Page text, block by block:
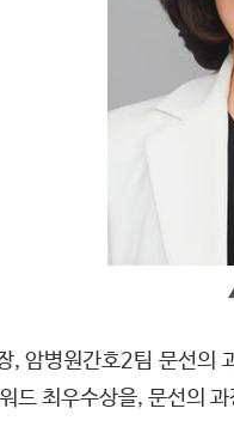
, 암병원간호2팀 문선의
드 최우수상을, 문선의